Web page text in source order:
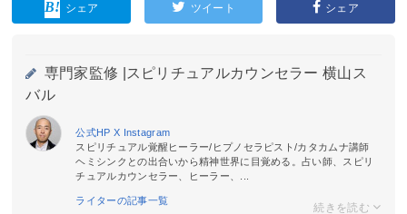
シェア ツイート シェア
専門家監修 |
スピリチュアルカウンセラー 横山ス
バル
公式HP X Instagram
スピリチュアル覚醒ヒーラー/ヒプノセラピスト/カタカムナ講師
ヘミシンクとの出合いから精神世界に目覚める。占い師、スピリ
チュアルカウンセラー、ヒーラー、...
ライターの記事一覧